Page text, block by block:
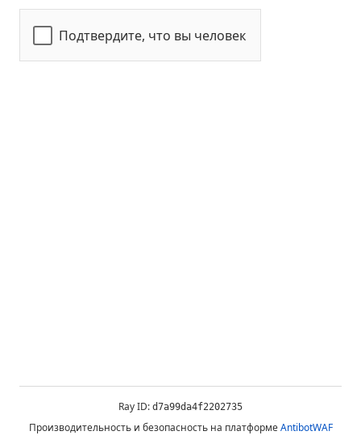
Подтвердите, что вы человек
Ray ID: d7a99da4f2202735
Производительность и безопасность на платформеAntibotWAF